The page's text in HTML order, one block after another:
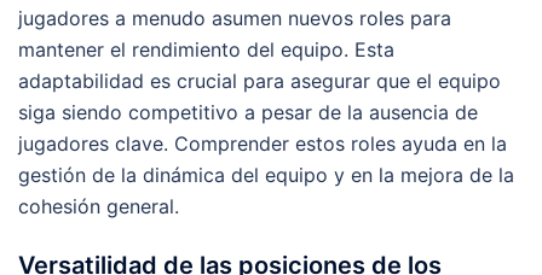
jugadores a menudo asumen nuevos roles para
mantener el rendimiento del equipo. Esta
adaptabilidad es crucial para asegurar que el equipo
siga siendo competitivo a pesar de la ausencia de
jugadores clave. Comprender estos roles ayuda en la
gestión de la dinámica del equipo y en la mejora de la
cohesión general.
Versatilidad de las posiciones de los